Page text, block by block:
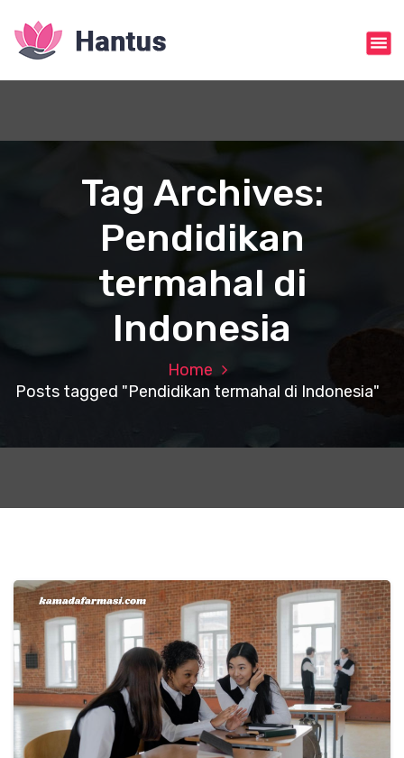
Tag Archives:
Pendidikan
termahal di
Indonesia
Home
Posts tagged "Pendidikan termahal di Indonesia"